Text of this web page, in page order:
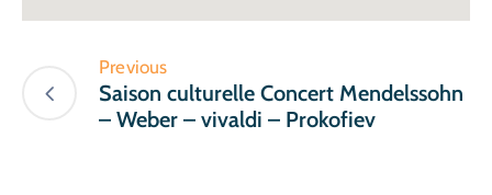
Previous
Saison culturelle Concert Mendelssohn
– Weber – vivaldi – Prokofiev